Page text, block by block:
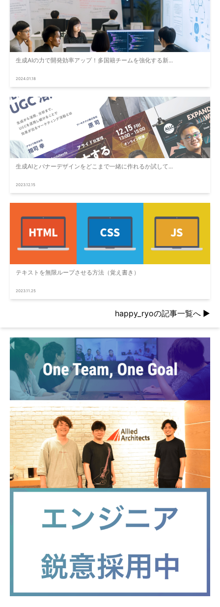
生成AIの力で開発効率アップ！多国籍チームを強化する新...
2024.01.18
生成AIとバナーデザインをどこまで一緒に作れるか試して...
2023.12.15
テキストを無限ループさせる方法（覚え書き）
2023.11.25
happy_ryoの記事一覧へ ▶︎